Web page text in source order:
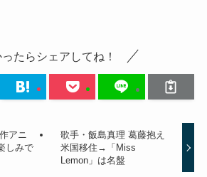
ったらシェアしてね！
アニ
しみで
歌手・飯島真理 葛藤抱え
米国移住→「Miss
Lemon」は名盤